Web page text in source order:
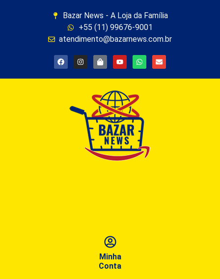
Bazar News - A Loja da Família
+55 (11) 99676-9001
atendimento@bazarnews.com.br
Minha
Conta